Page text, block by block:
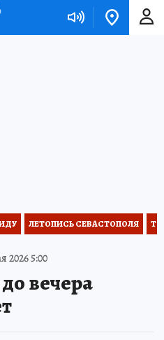
ЛЕТОПИСЬ СЕВАСТОПОЛЯ
2026 5:00
вечера